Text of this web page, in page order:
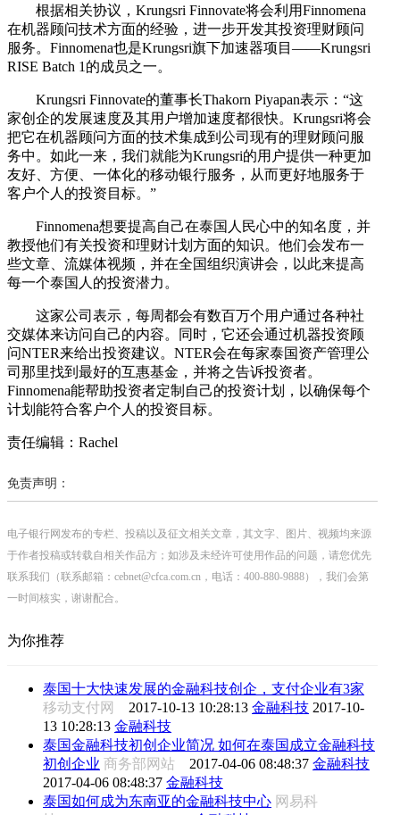
根据相关协议，Krungsri Finnovate将会利用Finnomena
在机器顾问技术方面的经验，进一步开发其投资理财顾问
服务。Finnomena也是Krungsri旗下加速器项目——Krungsri
RISE Batch 1的成员之一。
Krungsri Finnovate的董事长Thakorn Piyapan表示：“这
家创企的发展速度及其用户增加速度都很快。Krungsri将会
把它在机器顾问方面的技术集成到公司现有的理财顾问服
务中。如此一来，我们就能为Krungsri的用户提供一种更加
友好、方便、一体化的移动银行服务，从而更好地服务于
客户个人的投资目标。”
Finnomena想要提高自己在泰国人民心中的知名度，并
教授他们有关投资和理财计划方面的知识。他们会发布一
些文章、流媒体视频，并在全国组织演讲会，以此来提高
每一个泰国人的投资潜力。
这家公司表示，每周都会有数百万个用户通过各种社
交媒体来访问自己的内容。同时，它还会通过机器投资顾
问NTER来给出投资建议。NTER会在每家泰国资产管理公
司那里找到最好的互惠基金，并将之告诉投资者。
Finnomena能帮助投资者定制自己的投资计划，以确保每个
计划能符合客户个人的投资目标。
责任编辑：Rachel
免责声明：
电子银行网发布的专栏、投稿以及征文相关文章，其文字、图片、视频均来源
于作者投稿或转载自相关作品方；如涉及未经许可使用作品的问题，请您优先
联系我们（联系邮箱：cebnet@cfca.com.cn，电话：400-880-9888），我们会第
一时间核实，谢谢配合。
为你推荐
泰国十大快速发展的金融科技创企，支付企业有3家
移动支付网 2017-10-13 10:28:13 金融科技 2017-10-
13 10:28:13 金融科技
泰国金融科技初创企业简况 如何在泰国成立金融科技
初创企业 商务部网站 2017-04-06 08:48:37 金融科技
2017-04-06 08:48:37 金融科技
泰国如何成为东南亚的金融科技中心 网易科